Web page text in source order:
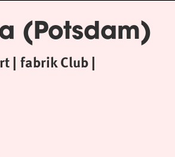
(Potsdam)
fabrik Club